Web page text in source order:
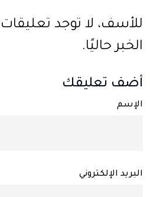
للأسف، لا توجد
الخبر حاليًا.
أضف تعليقك
الإسم
البريد الإلكتروني